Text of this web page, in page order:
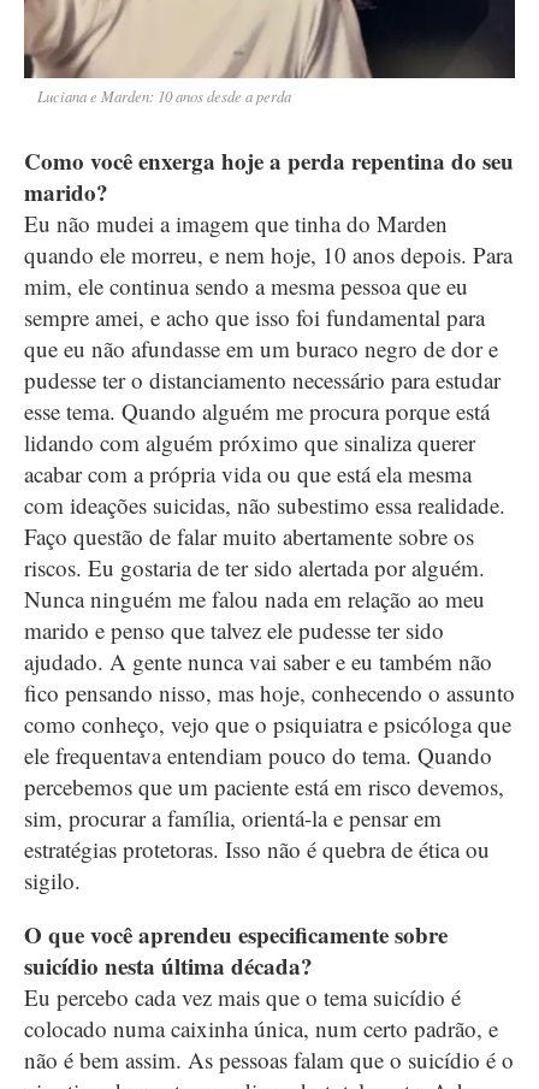
Luciana e Marden: 10 anos desde a perda
Como você enxerga hoje a perda repentina do seu
marido?
Eu não mudei a imagem que tinha do Marden
quando ele morreu, e nem hoje, 10 anos depois. Para
mim, ele continua sendo a mesma pessoa que eu
sempre amei, e acho que isso foi fundamental para
que eu não afundasse em um buraco negro de dor e
pudesse ter o distanciamento necessário para estudar
esse tema. Quando alguém me procura porque está
lidando com alguém próximo que sinaliza querer
acabar com a própria vida ou que está ela mesma
com ideações suicidas, não subestimo essa realidade.
Faço questão de falar muito abertamente sobre os
riscos. Eu gostaria de ter sido alertada por alguém.
Nunca ninguém me falou nada em relação ao meu
marido e penso que talvez ele pudesse ter sido
ajudado. A gente nunca vai saber e eu também não
fico pensando nisso, mas hoje, conhecendo o assunto
como conheço, vejo que o psiquiatra e psicóloga que
ele frequentava entendiam pouco do tema. Quando
percebemos que um paciente está em risco devemos,
sim, procurar a família, orientá-la e pensar em
estratégias protetoras. Isso não é quebra de ética ou
sigilo.
O que você aprendeu especificamente sobre
suicídio nesta última década?
Eu percebo cada vez mais que o tema suicídio é
colocado numa caixinha única, num certo padrão, e
não é bem assim. As pessoas falam que o suicídio é o